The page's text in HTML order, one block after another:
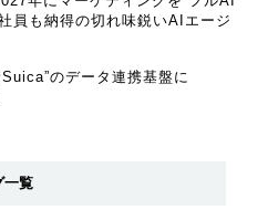
員も納得の切れ味鋭いAIエージ
のデータ連携基盤に
一覧